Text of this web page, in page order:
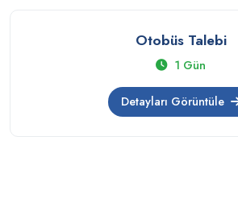
Otobüs Talebi
1 Gün
Detayları Görüntüle